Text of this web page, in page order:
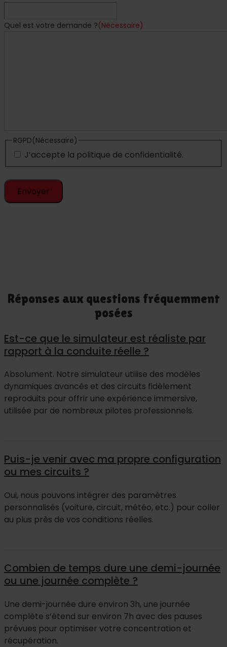
Quel est votre demande ?(Nécessaire)
RGPD(Nécessaire)
J’accepte la politique de confidentialité.
Réponses aux questions fréquemment
posées
Est-ce que le simulateur est réaliste par
rapport à la conduite réelle ?
Absolument. Notre simulateur utilise des modèles
dynamiques avancés et des circuits fidèlement
reproduits pour offrir une expérience immersive,
utilisée par de nombreux pilotes professionnels.
Puis-je venir avec ma propre configuration
ou mes circuits ?
Oui, nous pouvons intégrer des paramètres
personnalisés (voiture, circuit, météo, etc.) pour coller
au plus près de vos conditions réelles.
Combien de temps dure une demi-journée
ou une journée complète ?
Une demi-journée dure environ 3h, une journée
complète s’étend sur environ 7h avec des pauses
prévues pour optimiser votre concentration et
récupération.